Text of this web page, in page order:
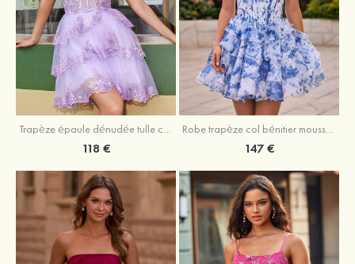
118 € 147 €